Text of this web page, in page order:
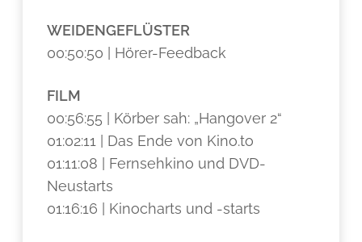
WEIDENGEFLÜSTER
00:50:50 | Hörer-Feedback
FILM
00:56:55 | Körber sah: „Hangover 2“
01:02:11 | Das Ende von Kino.to
01:11:08 | Fernsehkino und DVD-
Neustarts
01:16:16 | Kinocharts und -starts